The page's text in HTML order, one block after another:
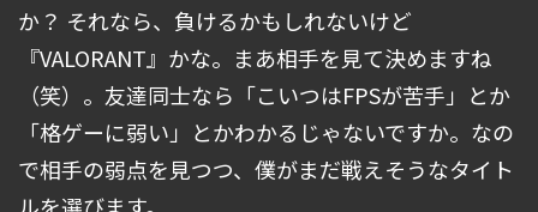
か？ それなら、負けるかもしれないけど
『VALORANT』かな。まあ相手を見て決めますね
（笑）。友達同士なら「こいつはFPSが苦手」とか
「格ゲーに弱い」とかわかるじゃないですか。なの
で相手の弱点を見つつ、僕がまだ戦えそうなタイト
ルを選びます。